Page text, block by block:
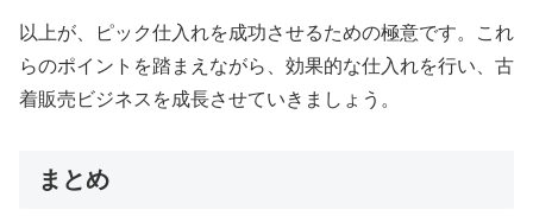
以上が、ピック仕入れを成功させるための極意です。これ
らのポイントを踏まえながら、効果的な仕入れを行い、古
着販売ビジネスを成長させていきましょう。
まとめ